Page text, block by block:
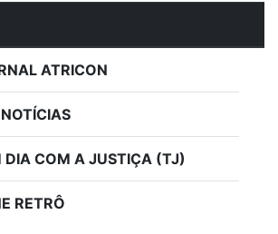
ATRICON
COM A JUSTIÇA (TJ)
RETRÔ